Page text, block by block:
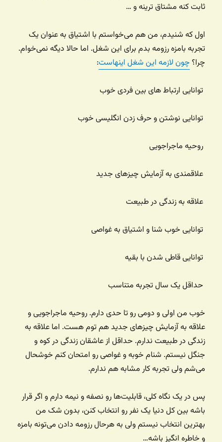
ثابت کنه مشتاق ترینه و …
اول که شنیدم، من هم می‌خواستم با اشتیاق به عنوان یک
تجربه بامزه رزومه بدم برای این شغل. اما حالا دیگه نمی‌خوام.
چرا؟ چون لازمه این شغل اینهاست:
توانایی‌ ارتباط های بین فردی خوب
توانایی نوشتن و حرف زدن انگلیسی خوب
روحیه ماجراجویی
علاقمندی به آزمایش چیزهای جدید
علاقه به زندگی در طبیعت
توانایی خوب شنا و اشتیاق به غواصی
توانایی قاطی شدن با بقیه
حداقل یک سال تجربه متناسب
خوب من اولی و دومی رو تا حدی دارم. روحیه ماجراجویی و
علاقه به آزمایش چیزهای جدید هم توم هست. اما علاقه به
زندگی در طبیعت ندارم. حداقل از عاشقان زندگی در کوه و
جنگل نیستم. شنام خوبه و غواصی رو امتحان کنم خوشحال
می‌شم ولی تجربه کار مشابه هم ندارم.
پس در یک نگاه کلی، قابلیت‌ها رو نصفه و نیمه دارم و اگر قرار
باشه بین کل دنیا یک نفر رو انتخاب کنن، بدون شک من
بهترین انتخاب نیستم ولی به هرحال رزومه دادن می‌تونه بامزه
و خاطره انگیز باشه…